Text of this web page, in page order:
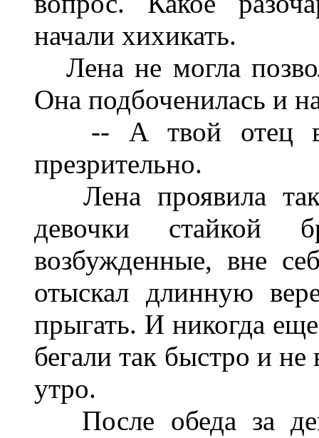
начали хихикать.
Лена не могла
Она подбоченилась и
-- А твой отец в
презрительно.
Лена проявила
девочки стайкой
возбужденные, вне
отыскал длинную
прыгать. И никогда
бегали так быстро и не
утро.
После обеда за